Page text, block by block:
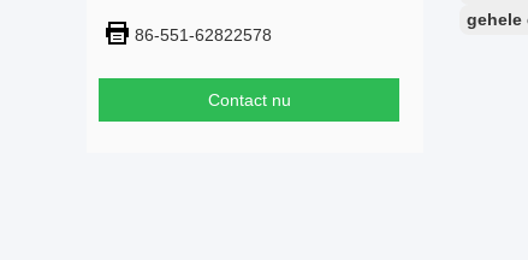
86-551-62822578
Contact nu
gehele